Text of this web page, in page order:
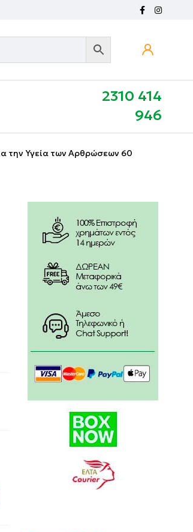
2310 414
946
την Υγεία των Αρθρώσεων 60